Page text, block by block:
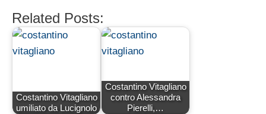
Related Posts:
Costantino Vitagliano
umiliato da Lucignolo
Costantino Vitagliano
contro Alessandra
Pierelli,…